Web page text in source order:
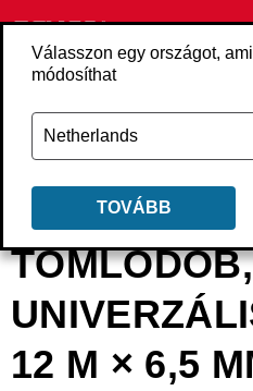
Válasszon egy országot,
módosíthat
TOVÁBB
Vissza Termékek Kiegészítők
TÖMLŐDOB,
12 M × 6,5